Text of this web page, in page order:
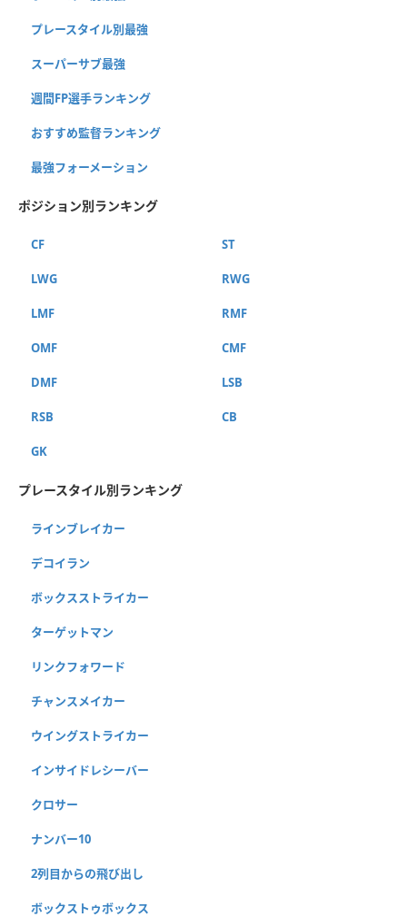
プレースタイル別最強
スーパーサブ最強
週間FP選手ランキング
おすすめ監督ランキング
最強フォーメーション
ポジション別ランキング
CF ST
LWG RWG
LMF RMF
OMF CMF
DMF LSB
RSB CB
GK
プレースタイル別ランキング
ラインブレイカー
デコイラン
ボックスストライカー
ターゲットマン
リンクフォワード
チャンスメイカー
ウイングストライカー
インサイドレシーバー
クロサー
ナンバー10
2列目からの飛び出し
ボックストゥボックス